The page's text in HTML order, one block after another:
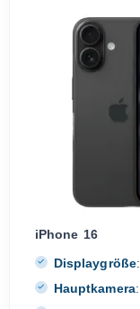
iPhone 16
Displaygröße:
Hauptkamera: